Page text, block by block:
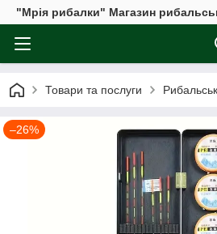
"Мрія рибалки" Магазин
Товари та послуги
–26%